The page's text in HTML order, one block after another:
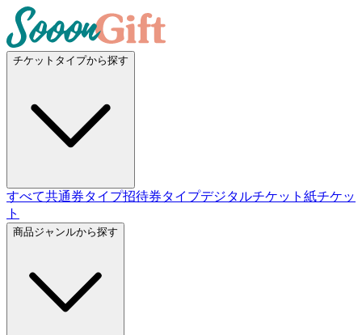
チケットタイプから探す
すべて共通券タイプ招待券タイプデジタルチケット 紙チケッ
ト
商品ジャンルから探す